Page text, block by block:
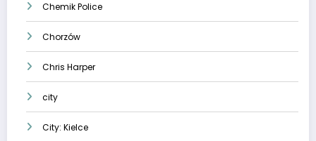
Chemik Police
Chorzów
Chris Harper
city
City: Kielce